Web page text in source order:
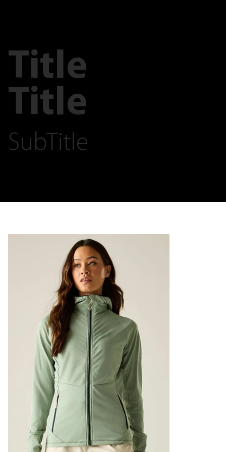
Title
Title
SubTitle